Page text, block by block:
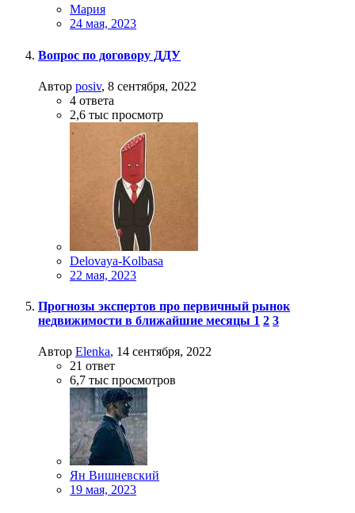
Мария
24 мая, 2023
Вопрос по договору ДДУ
Автор posiv, 8 сентября, 2022
4 ответа
2,6 тыс просмотр
Delovaya-Kolbasa
22 мая, 2023
Прогнозы экспертов про первичный рынок
недвижимости в ближайшие месяцы 1 2 3
Автор Elenka, 14 сентября, 2022
21 ответ
6,7 тыс просмотров
Ян Вишневский
19 мая, 2023